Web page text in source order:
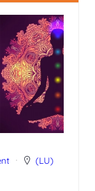
(LU)